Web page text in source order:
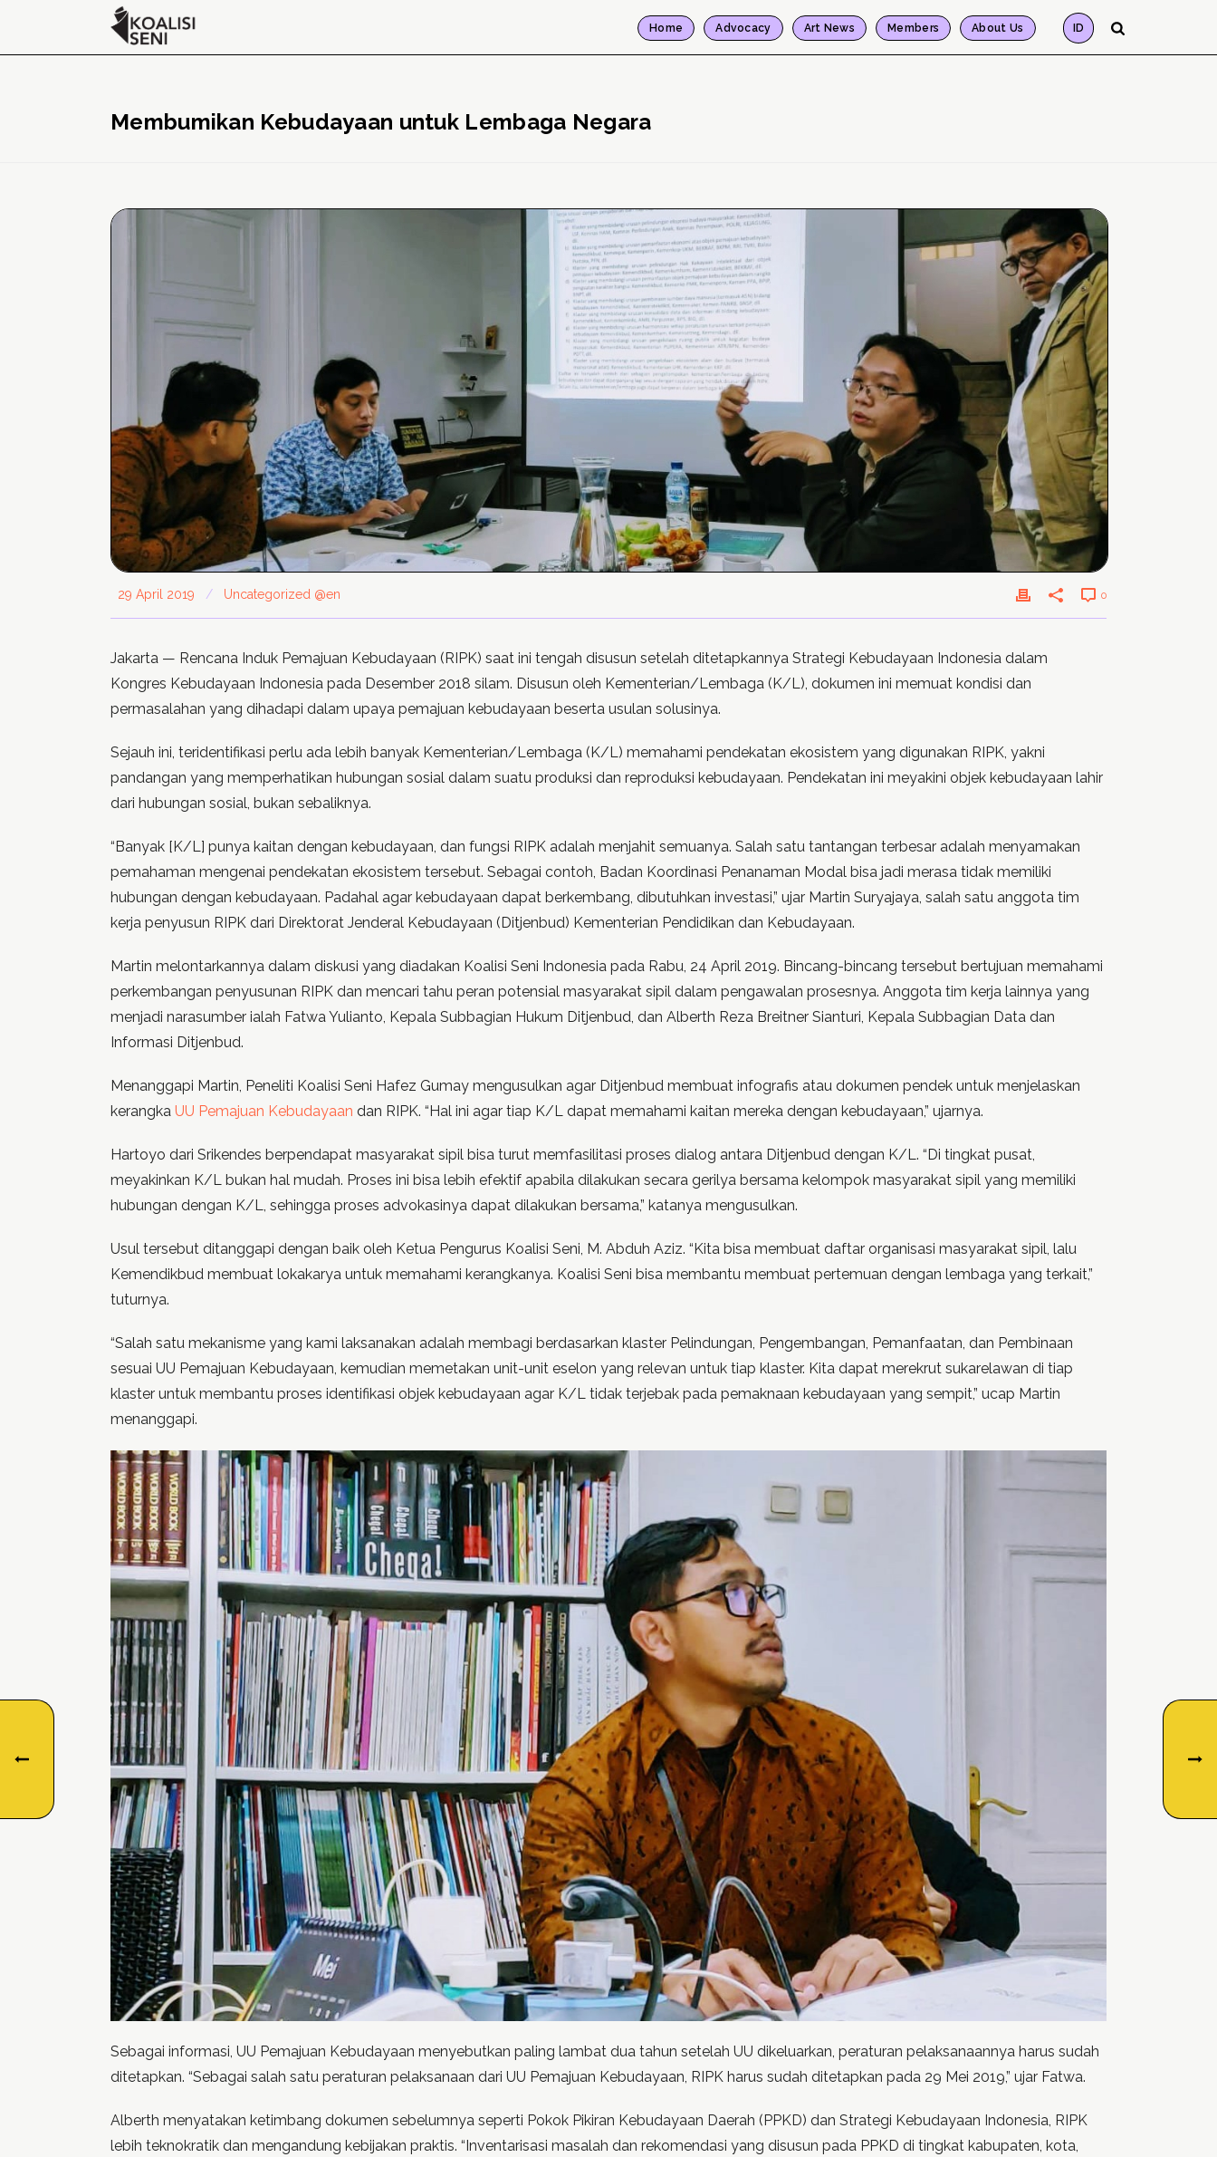
Home Advocacy Art News Members About Us ID
Membumikan Kebudayaan untuk Lembaga Negara
29 April 2019 / Uncategorized @en 0
Jakarta — Rencana Induk Pemajuan Kebudayaan (RIPK) saat ini tengah disusun setelah ditetapkannya Strategi Kebudayaan Indonesia dalam
Kongres Kebudayaan Indonesia pada Desember 2018 silam. Disusun oleh Kementerian/Lembaga (K/L), dokumen ini memuat kondisi dan
permasalahan yang dihadapi dalam upaya pemajuan kebudayaan beserta usulan solusinya.
Sejauh ini, teridentifikasi perlu ada lebih banyak Kementerian/Lembaga (K/L) memahami pendekatan ekosistem yang digunakan RIPK, yakni
pandangan yang memperhatikan hubungan sosial dalam suatu produksi dan reproduksi kebudayaan. Pendekatan ini meyakini objek kebudayaan lahir
dari hubungan sosial, bukan sebaliknya.
“Banyak [K/L] punya kaitan dengan kebudayaan, dan fungsi RIPK adalah menjahit semuanya. Salah satu tantangan terbesar adalah menyamakan
pemahaman mengenai pendekatan ekosistem tersebut. Sebagai contoh, Badan Koordinasi Penanaman Modal bisa jadi merasa tidak memiliki
hubungan dengan kebudayaan. Padahal agar kebudayaan dapat berkembang, dibutuhkan investasi,” ujar Martin Suryajaya, salah satu anggota tim
kerja penyusun RIPK dari Direktorat Jenderal Kebudayaan (Ditjenbud) Kementerian Pendidikan dan Kebudayaan.
Martin melontarkannya dalam diskusi yang diadakan Koalisi Seni Indonesia pada Rabu, 24 April 2019. Bincang-bincang tersebut bertujuan memahami
perkembangan penyusunan RIPK dan mencari tahu peran potensial masyarakat sipil dalam pengawalan prosesnya. Anggota tim kerja lainnya yang
menjadi narasumber ialah Fatwa Yulianto, Kepala Subbagian Hukum Ditjenbud, dan Alberth Reza Breitner Sianturi, Kepala Subbagian Data dan
Informasi Ditjenbud.
Menanggapi Martin, Peneliti Koalisi Seni Hafez Gumay mengusulkan agar Ditjenbud membuat infografis atau dokumen pendek untuk menjelaskan
kerangka UU Pemajuan Kebudayaan dan RIPK. “Hal ini agar tiap K/L dapat memahami kaitan mereka dengan kebudayaan,” ujarnya.
Hartoyo dari Srikendes berpendapat masyarakat sipil bisa turut memfasilitasi proses dialog antara Ditjenbud dengan K/L. “Di tingkat pusat,
meyakinkan K/L bukan hal mudah. Proses ini bisa lebih efektif apabila dilakukan secara gerilya bersama kelompok masyarakat sipil yang memiliki
hubungan dengan K/L, sehingga proses advokasinya dapat dilakukan bersama,” katanya mengusulkan.
Usul tersebut ditanggapi dengan baik oleh Ketua Pengurus Koalisi Seni, M. Abduh Aziz. “Kita bisa membuat daftar organisasi masyarakat sipil, lalu
Kemendikbud membuat lokakarya untuk memahami kerangkanya. Koalisi Seni bisa membantu membuat pertemuan dengan lembaga yang terkait,”
tuturnya.
“Salah satu mekanisme yang kami laksanakan adalah membagi berdasarkan klaster Pelindungan, Pengembangan, Pemanfaatan, dan Pembinaan
sesuai UU Pemajuan Kebudayaan, kemudian memetakan unit-unit eselon yang relevan untuk tiap klaster. Kita dapat merekrut sukarelawan di tiap
klaster untuk membantu proses identifikasi objek kebudayaan agar K/L tidak terjebak pada pemaknaan kebudayaan yang sempit,” ucap Martin
menanggapi.
Sebagai informasi, UU Pemajuan Kebudayaan menyebutkan paling lambat dua tahun setelah UU dikeluarkan, peraturan pelaksanaannya harus sudah
ditetapkan. “Sebagai salah satu peraturan pelaksanaan dari UU Pemajuan Kebudayaan, RIPK harus sudah ditetapkan pada 29 Mei 2019,” ujar Fatwa.
Alberth menyatakan ketimbang dokumen sebelumnya seperti Pokok Pikiran Kebudayaan Daerah (PPKD) dan Strategi Kebudayaan Indonesia, RIPK
lebih teknokratik dan mengandung kebijakan praktis. “Inventarisasi masalah dan rekomendasi yang disusun pada PPKD di tingkat kabupaten, kota,